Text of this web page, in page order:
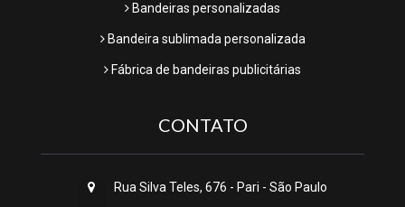
Bandeiras personalizadas
Bandeira sublimada personalizada
Fábrica de bandeiras publicitárias
CONTATO
Rua Silva Teles, 676 - Pari - São Paulo